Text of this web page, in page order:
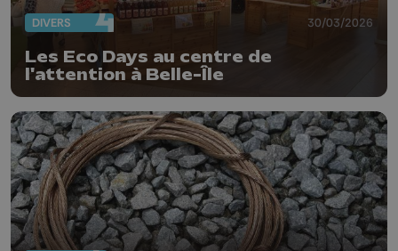
DIVERS 30/03/2026
Les Eco Days au centre de
l'attention à Belle-Île